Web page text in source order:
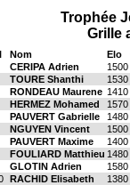
Trophée
Grille
Nom Elo
CERIPA Adrien 1500
TOURE Shanthi 1530
RONDEAU Maurene 1410
HERMEZ Mohamed 1570
PAUVERT Gabrielle 1480
NGUYEN Vincent 1500
PAUVERT Maxime 1400
FOULIARD Matthieu 1480
GLOTIN Adrien 1580
RACHID Elisabeth 1380